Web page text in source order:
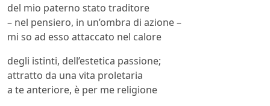
del mio paterno stato traditore
– nel pensiero, in un’ombra di azione –
mi so ad esso attaccato nel calore
degli istinti, dell’estetica passione;
attratto da una vita proletaria
a te anteriore, è per me religione